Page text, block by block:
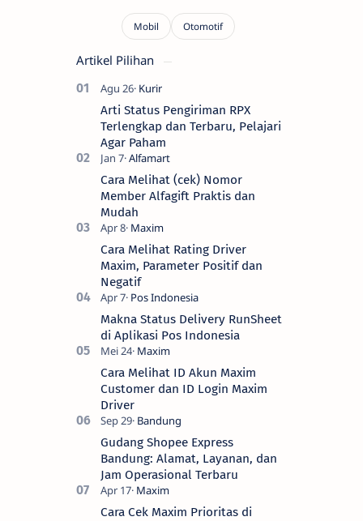
Artikel Pilihan
Arti Status Pengiriman RPX
Terlengkap dan Terbaru, Pelajari
Agar Paham
Cara Melihat (cek) Nomor
Member Alfagift Praktis dan
Mudah
Cara Melihat Rating Driver
Maxim, Parameter Positif dan
Negatif
Makna Status Delivery RunSheet
di Aplikasi Pos Indonesia
Cara Melihat ID Akun Maxim
Customer dan ID Login Maxim
Driver
Gudang Shopee Express
Bandung: Alamat, Layanan, dan
Jam Operasional Terbaru
Cara Cek Maxim Prioritas di